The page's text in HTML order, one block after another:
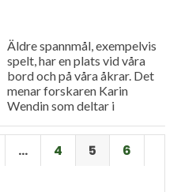
Äldre spannmål, exempelvis
spelt, har en plats vid våra
bord och på våra åkrar. Det
menar forskaren Karin
Wendin som deltar i
sädesslag i framtidens mat. I
dagens måndagsintervju ska
hon berätta mer.
… 4 5
6